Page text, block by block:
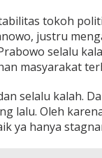
tokoh
justru
selalu
masyarakat
selalu kalah.
lalu. Oleh
ya hanya